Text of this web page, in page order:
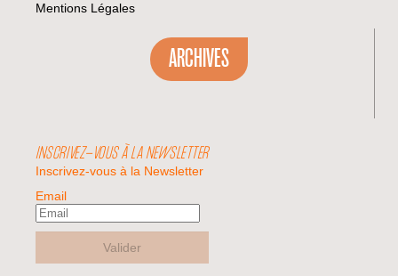
Mentions Légales
ARCHIVES
INSCRIVEZ-VOUS À LA NEWSLETTER
Inscrivez-vous à la Newsletter
Email
Valider